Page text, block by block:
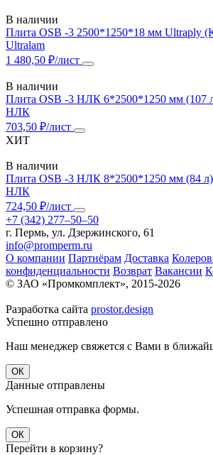
В наличии
Плита OSB -3 2500*1250*18 мм Ultraply
Ultralam
1 480,50 ₽/лист
В наличии
Плита OSB -3 НЛК 6*2500*1250 мм (107
НЛК
703,50 ₽/лист
ХИТ
В наличии
Плита OSB -3 НЛК 8*2500*1250 мм (84 л)
НЛК
724,50 ₽/лист
+7 (342) 277‒50‒50
г. Пермь, ул. Дзержинского, 61
info@promperm.ru
О компании Партнёрам Доставка
конфиденциальности Возврат Вакансии
© ЗАО «Промкомплект», 2015-2026
Разработка сайта prostor.design
Успешно отправлено
Наш менеджер свяжется с Вами в
ОК
Данные отправлены
Успешная отправка формы.
ОК
Перейти в корзину?